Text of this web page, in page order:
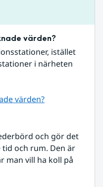
värden?
istället
i närheten
värden?
och gör det
och rum. Den är
man vill ha koll på